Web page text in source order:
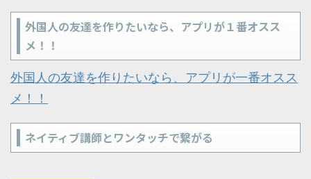
外国人の友達を作りたいなら、アプリが１番オスス
メ！！
外国人の友達を作りたいなら、アプリが一番オスス
メ！！
ネイティブ講師とワンタッチで繋がる